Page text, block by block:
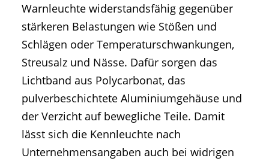
Warnleuchte widerstandsfähig gegenüber
stärkeren Belastungen wie Stößen und
Schlägen oder Temperaturschwankungen,
Streusalz und Nässe. Dafür sorgen das
Lichtband aus Polycarbonat, das
pulverbeschichtete Aluminiumgehäuse und
der Verzicht auf bewegliche Teile. Damit
lässt sich die Kennleuchte nach
Unternehmensangaben auch bei widrigen